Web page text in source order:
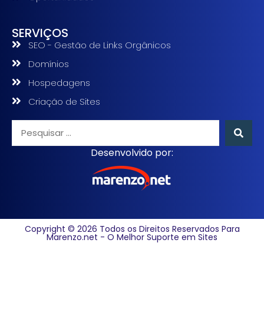
SERVIÇOS
SEO - Gestão de Links Orgânicos
Domínios
Hospedagens
Criação de Sites
Desenvolvido por:
Copyright © 2026 Todos os Direitos Reservados Para
Marenzo.net - O Melhor Suporte em Sites